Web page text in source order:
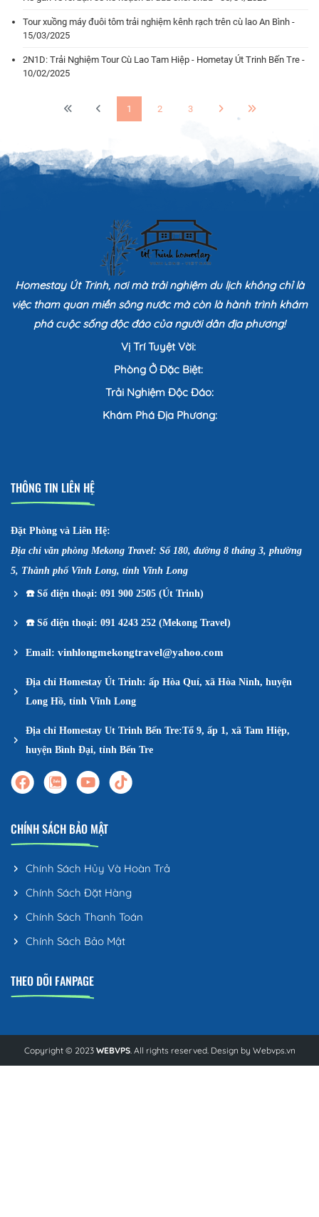
Tour xuồng máy đuôi tôm trải nghiệm kênh rạch trên cù lao An Bình -
15/03/2025
2N1D: Trải Nghiệm Tour Cù Lao Tam Hiệp - Hometay Út Trinh Bến Tre -
10/02/2025
1 2 3
Homestay Út Trinh, nơi mà trải nghiệm du lịch không chỉ là
việc tham quan miền sông nước mà còn là hành trình khám
phá cuộc sống độc đáo của người dân địa phương!
Vị Trí Tuyệt Vời:
Phòng Ở Đặc Biệt:
Trải Nghiệm Độc Đáo:
Khám Phá Địa Phương:
THÔNG TIN LIÊN HỆ
Đặt Phòng và Liên Hệ:
Địa chỉ văn phòng Mekong Travel: Số 180, đường 8 tháng 3, phường
5, Thành phố Vĩnh Long, tỉnh Vĩnh Long
☎️Số điện thoại: 091 900 2505 (Út Trinh)
☎️Số điện thoại: 091 4243 252 (Mekong Travel)
Email: vinhlongmekongtravel@yahoo.com
Địa chỉ Homestay Út Trinh: ấp Hòa Quí, xã Hòa Ninh, huyện
Long Hồ, tỉnh Vĩnh Long
Địa chỉ Homestay Ut Trinh Bến Tre:Tổ 9, ấp 1, xã Tam Hiệp,
huyện Bình Đại, tỉnh Bến Tre
CHÍNH SÁCH BẢO MẬT
Chính Sách Hủy Và Hoàn Trả
Chính Sách Đặt Hàng
Chính Sách Thanh Toán
Chính Sách Bảo Mật
THEO DÕI FANPAGE
Copyright © 2023 WEBVPS. All rights reserved. Design by Webvps.vn